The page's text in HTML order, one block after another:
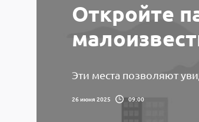
Откройте
Эти места позволяют
26 июня 2025 09:00